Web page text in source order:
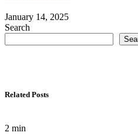
January 14, 2025
Search
Related Posts
2 min